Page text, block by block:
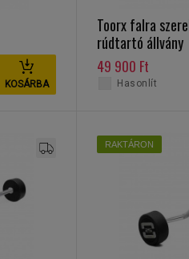
KOSÁRBA
Toorx falra
rúdtartó állvány
49 900 Ft
Hasonlít
RAKTÁRON